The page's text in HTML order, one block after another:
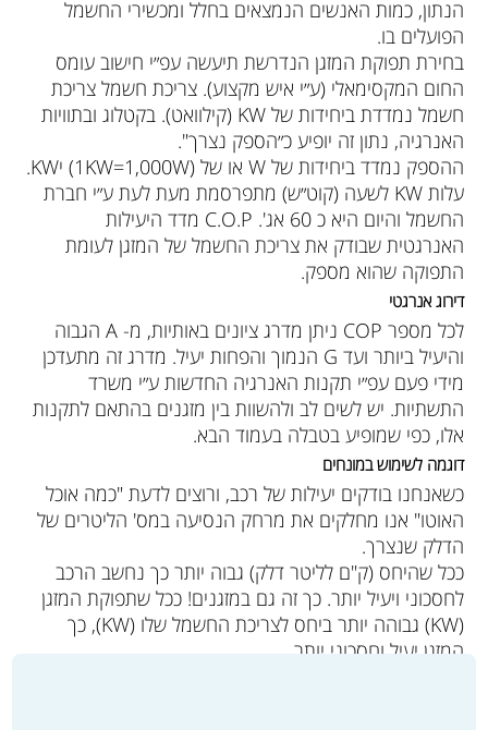
הנתון, כמות האנשים הנמצאים בחלל ומכשירי החשמל
הפועלים בו.
בחירת תפוקת המזגן הנדרשת תיעשה עפ״י חישוב עומס
החום המקסימאלי (ע״י איש מקצוע). צריכת חשמל צריכת
חשמל נמדדת ביחידות של KW (קילוואט). בקטלוג ובתוויות
האנרגיה, נתון זה יופיע כ״הספק נצרך".
ההספק נמדד ביחידות של W או של (1KW=1,000W) יKW.
עלות KW לשעה (קוט״ש) מתפרסמת מעת לעת ע״י חברת
החשמל והיום היא כ 60 אג'. C.O.P מדד היעילות
האנרגטית שבודק את צריכת החשמל של המזגן לעומת
התפוקה שהוא מספק.
דירוג אנרגטי
לכל מספר COP ניתן מדרג ציונים באותיות, מ- A הגבוה
והיעיל ביותר ועד G הנמוך והפחות יעיל. מדרג זה מתעדכן
מידי פעם עפ״י תקנות האנרגיה החדשות ע״י משרד
התשתיות. יש לשים לב ולהשוות בין מזגנים בהתאם לתקנות
אלו, כפי שמופיע בטבלה בעמוד הבא.
דוגמה לשימוש במונחים
כשאנחנו בודקים יעילות של רכב, ורוצים לדעת "כמה אוכל
האוטו" אנו מחלקים את מרחק הנסיעה במס' הליטרים של
הדלק שנצרך.
ככל שהיחס (ק"ם לליטר דלק) גבוה יותר כך נחשב הרכב
לחסכוני ויעיל יותר. כך זה גם במזגנים! ככל שתפוקת המזגן
(KW) גבוהה יותר ביחס לצריכת החשמל שלו (KW), כך
המזגן יעיל וחסכוני יותר.